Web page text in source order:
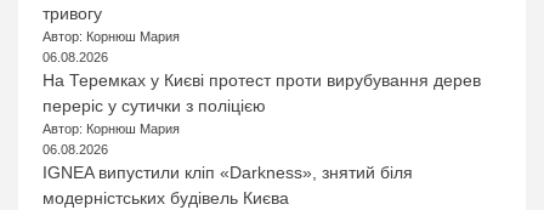
тривогу
Автор: Корнюш Мария
06.08.2026
На Теремках у Києві протест проти вирубування дерев
переріс у сутички з поліцією
Автор: Корнюш Мария
06.08.2026
IGNEA випустили кліп «Darkness», знятий біля
модерністських будівель Києва